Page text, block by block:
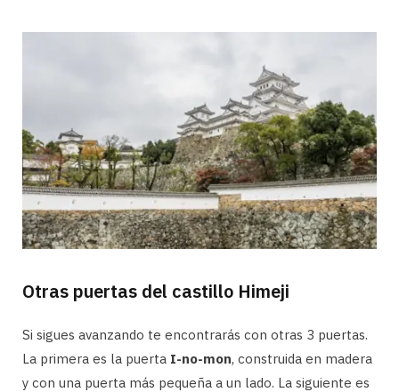
Otras puertas del castillo Himeji
Si sigues avanzando te encontrarás con otras 3 puertas.
La primera es la puerta I-no-mon, construida en madera
y con una puerta más pequeña a un lado. La siguiente es